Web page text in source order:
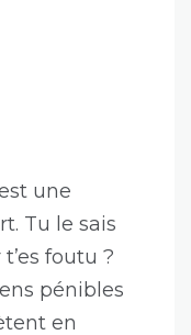
une
Tu le sais
foutu ?
pénibles
en